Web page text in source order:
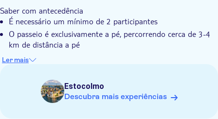
de equipa. Transforme a visita turística numa verdadeira
aventura!
reproduzir e pausar o seu passeio sempre que quiser
A experiência é perfeita para qualquer grupo, desde amigos e
famílias a turistas
Saber com antecedência
É necessário um mínimo de 2 participantes
O passeio é exclusivamente a pé, percorrendo cerca de 3-4
km de distância a pé
O passeio está disponível durante 48 horas, com uma
Pode selecionar o número de equipas diretamente na
aplicação quando o jogo tiver começado
Está incluída uma galeria de fotografias online
Ler mais
Estocolmo
Descubra mais experiências